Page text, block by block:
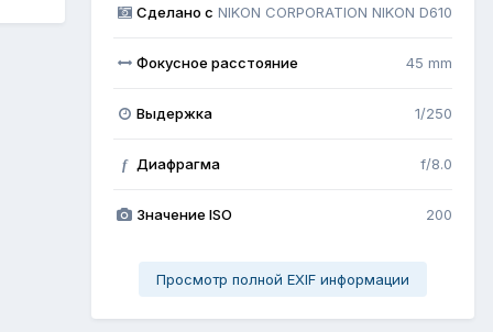
Сделано с NIKON CORPORATION NIKON D610
Фокусное расстояние 45 mm
Выдержка 1/250
f Диафрагма f/8.0
Значение ISO 200
Просмотр полной EXIF информации